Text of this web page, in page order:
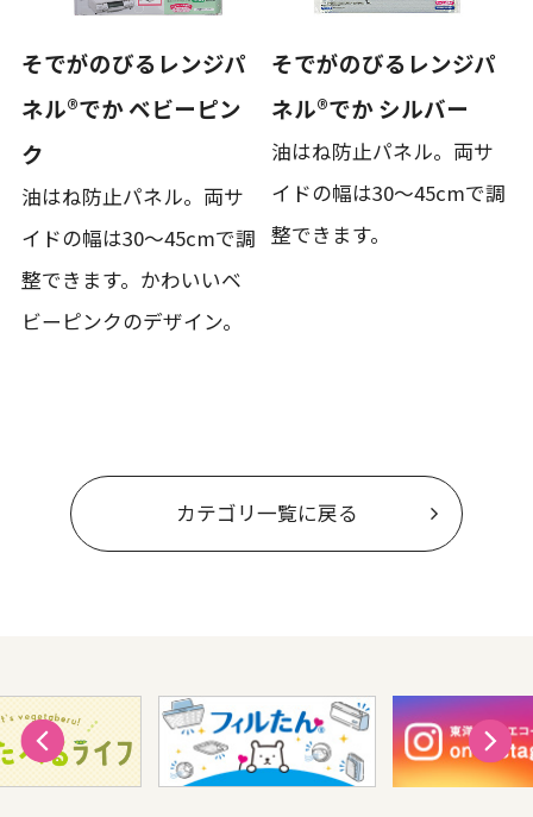
そでがのびるレンジパ
ネル®でか ベビーピン
ク
油はね防止パネル。両サ
イドの幅は30～45cmで調
整できます。かわいいベ
ビーピンクのデザイン。
そでがのびるレンジパ
ネル®でか シルバー
油はね防止パネル。両サ
イドの幅は30～45cmで調
整できます。
カテゴリ一覧に戻る